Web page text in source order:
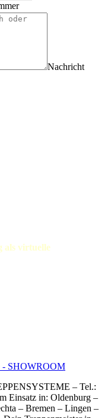
Nachricht
als virtuelle
– Tel.:
Einsatz in: Oldenburg –
– Bremen – Lingen –